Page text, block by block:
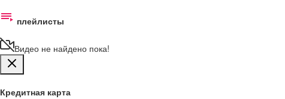
плейлисты
Видео не найдено пока!
Кредитная карта